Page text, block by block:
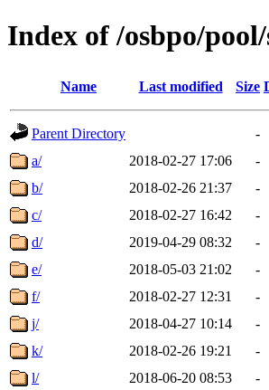
Index of /osbpo/
Name Last modified Size
Parent Directory
-
a/
2018-02-27 17:06
-
b/
2018-02-26 21:37
-
c/
2018-02-27 16:42
-
d/
2019-04-29 08:32
-
e/
2018-05-03 21:02
-
f/
2018-02-27 12:31
-
j/
2018-04-27 10:14
-
k/
2018-02-26 19:21
-
l/
2018-06-20 08:53
-